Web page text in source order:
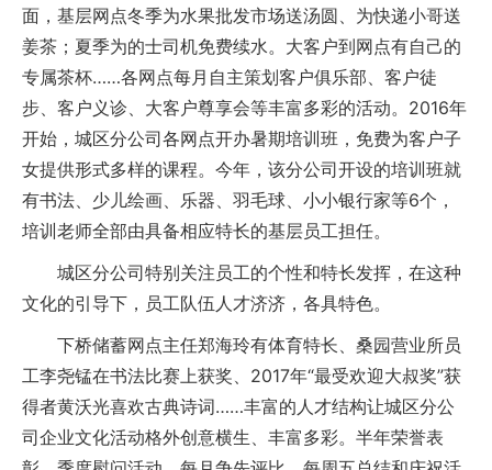
面，基层网点冬季为水果批发市场送汤圆、为快递小哥送
姜茶；夏季为的士司机免费续水。大客户到网点有自己的
专属茶杯……各网点每月自主策划客户俱乐部、客户徒
步、客户义诊、大客户尊享会等丰富多彩的活动。2016年
开始，城区分公司各网点开办暑期培训班，免费为客户子
女提供形式多样的课程。今年，该分公司开设的培训班就
有书法、少儿绘画、乐器、羽毛球、小小银行家等6个，
培训老师全部由具备相应特长的基层员工担任。
城区分公司特别关注员工的个性和特长发挥，在这种
文化的引导下，员工队伍人才济济，各具特色。
下桥储蓄网点主任郑海玲有体育特长、桑园营业所员
工李尧锰在书法比赛上获奖、2017年“最受欢迎大叔奖”获
得者黄沃光喜欢古典诗词……丰富的人才结构让城区分公
司企业文化活动格外创意横生、丰富多彩。半年荣誉表